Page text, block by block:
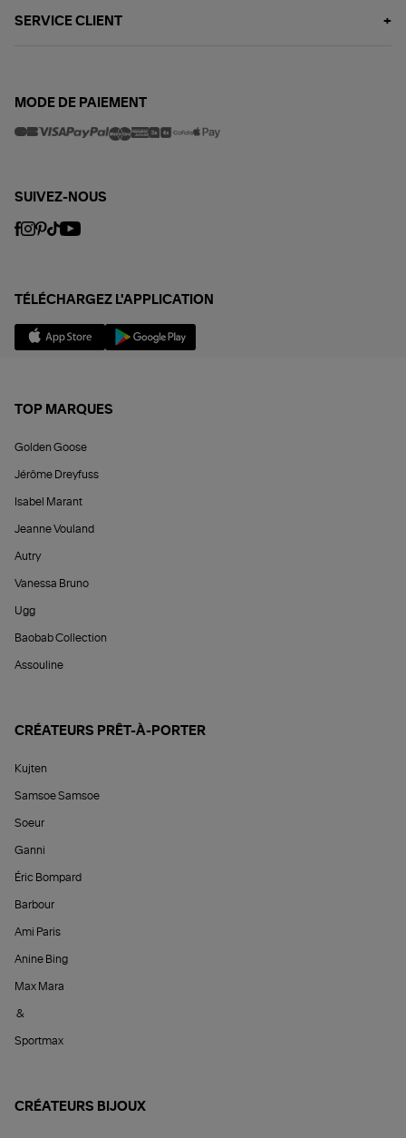
SERVICE CLIENT
MODE DE PAIEMENT
SUIVEZ-NOUS
TÉLÉCHARGEZ L'APPLICATION
TOP MARQUES
Golden Goose
Jérôme Dreyfuss
Isabel Marant
Jeanne Vouland
Autry
Vanessa Bruno
Ugg
Baobab Collection
Assouline
CRÉATEURS PRÊT-À-PORTER
Kujten
Samsoe Samsoe
Soeur
Ganni
Éric Bompard
Barbour
Ami Paris
Anine Bing
Max Mara
&
Sportmax
CRÉATEURS BIJOUX